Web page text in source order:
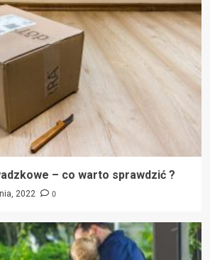
– co warto sprawdzić ?
2022 0